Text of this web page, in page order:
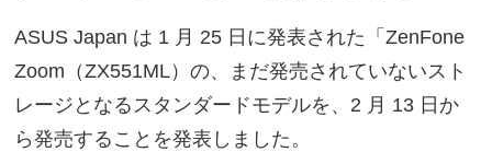
ASUS Japan は 1 月 25 日に発表された「ZenFone
Zoom（ZX551ML）の、まだ発売されていないスト
レージとなるスタンダードモデルを、2 月 13 日か
ら発売することを発表しました。